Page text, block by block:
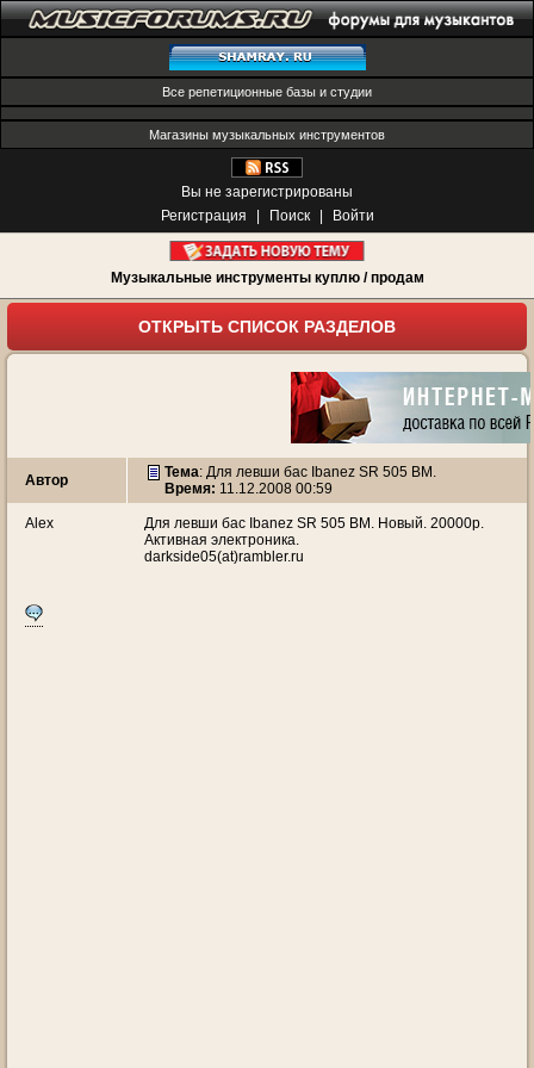
Все репетиционные базы и студии
Магазины музыкальных инструментов
Вы не зарегистрированы
Регистрация
Поиск Войти
Музыкальные инструменты куплю / продам
ОТКРЫТЬ СПИСОК РАЗДЕЛОВ
Автор Тема: Для левши бас Ibanez SR 505 BM.
Время: 11.12.2008 00:59
Alex
Для левши бас Ibanez SR 505 BM. Новый. 20000р.
Активная электроника.
darkside05(at)rambler.ru